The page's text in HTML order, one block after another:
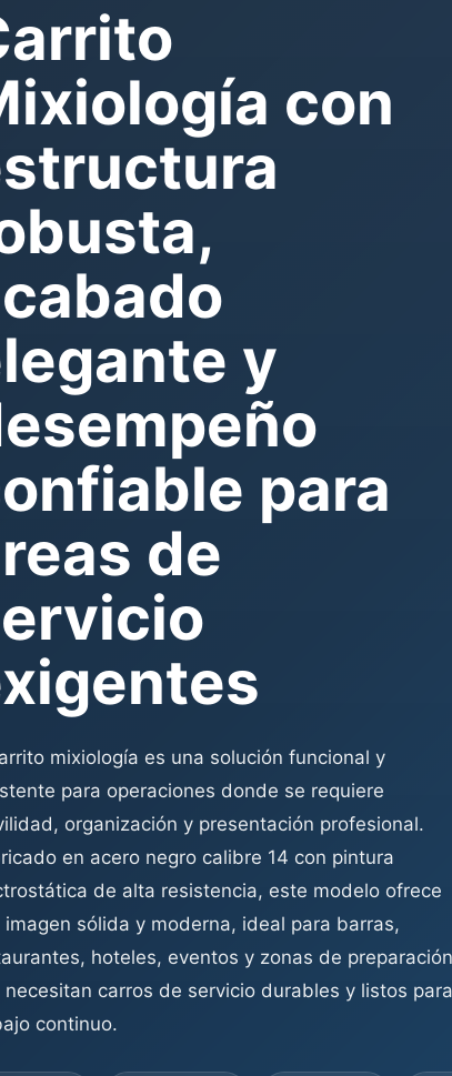
con
y
para
de
mixiología es una solución funcional y
para operaciones donde se requiere
organización y presentación profesional.
en acero negro calibre 14 con pintura
de alta resistencia, este modelo ofrece
imagen sólida y moderna, ideal para barras,
hoteles, eventos y zonas de preparación
necesitan carros de servicio durables y listos para
continuo.